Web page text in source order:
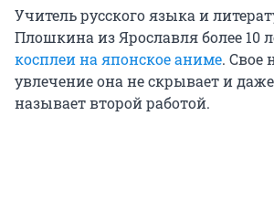
Учитель русского языка и
Плошкина из Ярославля более 10
косплеи на японское аниме. Свое
увлечение она не скрывает и даже
называет второй работой.